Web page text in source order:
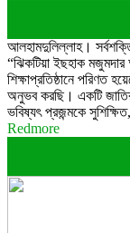
আলহামদুলিল্লাহ।
“ঝিকটিয়া ইছহাক
শিক্ষাপ্রতিষ্ঠানে পরিণত
অনুভব করছি। একটি
ভবিষ্যৎ প্রজন্মকে
Redmore